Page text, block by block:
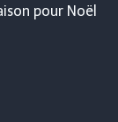
pour Noël